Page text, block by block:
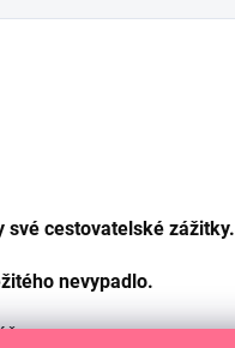
své cestovatelské zážitky.
nevypadlo.